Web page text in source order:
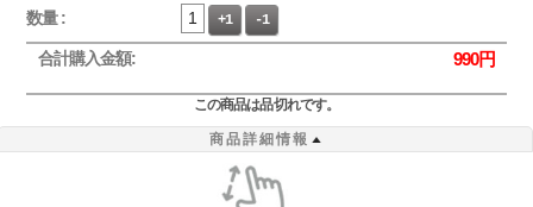
数量 :
+1 -1
合計購入金額: 990円
この商品は品切れです。
商品詳細情報